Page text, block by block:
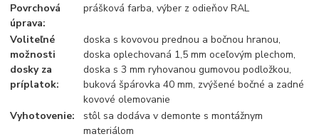
Povrchová
úprava:
prášková farba, výber z odieňov RAL
Voliteľné
možnosti
dosky za
príplatok:
doska s kovovou prednou a bočnou hranou,
doska oplechovaná 1,5 mm oceľovým plechom,
doska s 3 mm ryhovanou gumovou podložkou,
buková špárovka 40 mm, zvýšené bočné a zadné
kovové olemovanie
Vyhotovenie:
stôl sa dodáva v demonte s montážnym
materiálom